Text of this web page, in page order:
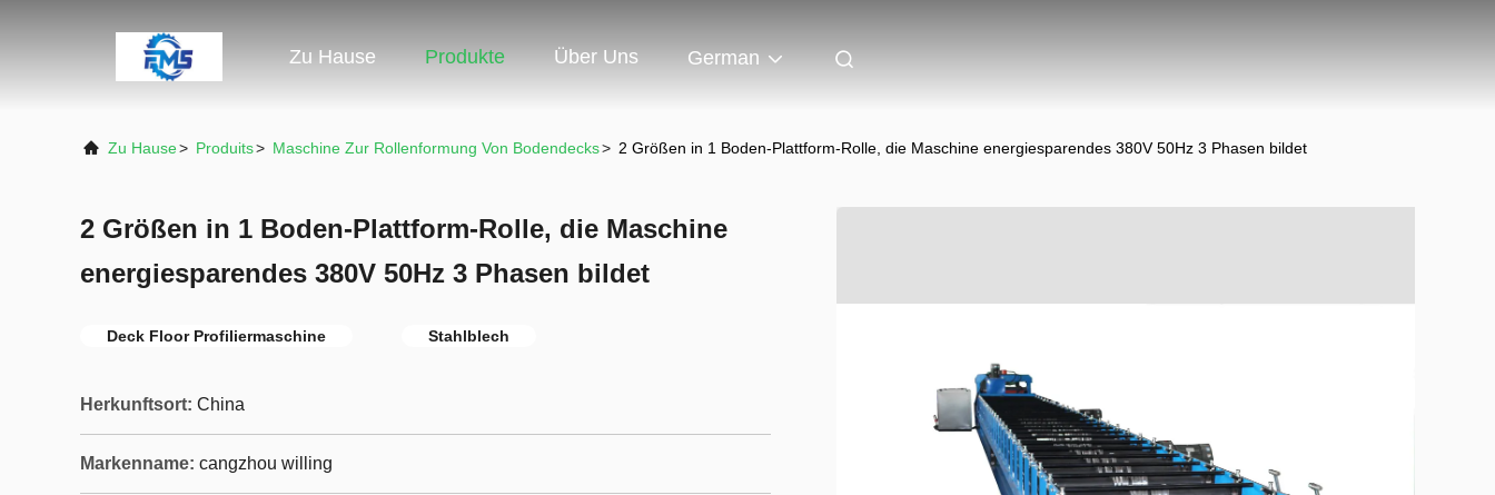
Zu Hause Produkte Über Uns German
Zu Hause> Produits> Maschine Zur Rollenformung Von Bodendecks> 2 Größen in 1 Boden-Plattform-Rolle, die Maschine energiesparendes 380V 50Hz 3 Phasen bildet
2 Größen in 1 Boden-Plattform-Rolle, die Maschine
energiesparendes 380V 50Hz 3 Phasen bildet
Deck Floor Profiliermaschine Stahlblech
Herkunftsort: China
Markenname: cangzhou willing